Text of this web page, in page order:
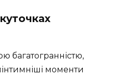
багатогранністю,
моменти